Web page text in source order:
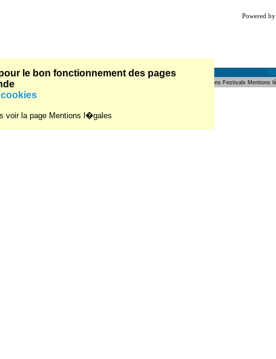
Powered by
Technique Super8 Foires Salons Festivals Mentions
le bon fonctionnement des pages
voir la page Mentions l�gales